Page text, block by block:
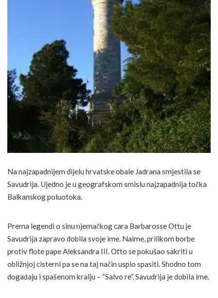
Na najzapadnijem dijelu hrvatske obale Jadrana smjestila se
Savudrija. Ujedno je u geografskom smislu najzapadnija točka
Balkanskog poluotoka.
Prema legendi o sinu njemačkog cara Barbarosse Ottu je
Savudrija zapravo dobila svoje ime. Naime, prilikom borbe
protiv flote pape Aleksandra III. Otto se pokušao sakriti u
obližnjoj cisterni pa se na taj način uspio spasiti. Shodno tom
događaju i spašenom kralju – “Salvo re”, Savudrija je dobila ime.